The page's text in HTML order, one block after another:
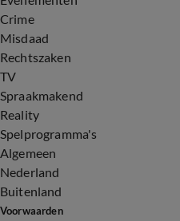
Crime
Misdaad
Rechtszaken
TV
Spraakmakend
Reality
Spelprogramma's
Algemeen
Nederland
Buitenland
Voorwaarden